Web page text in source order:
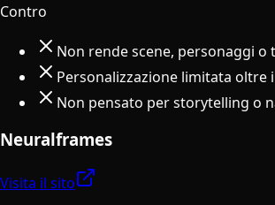
Contro
Non rende scene, personaggi o
Personalizzazione limitata oltre
Non pensato per storytelling o
Neuralframes
Visita il sito